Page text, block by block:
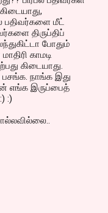
பதிவர்களை மீட்
திருப்திப்
போதும்
காமடி
கிடையாது.
நாங்க இது
எங்க இருப்பைத்
:)